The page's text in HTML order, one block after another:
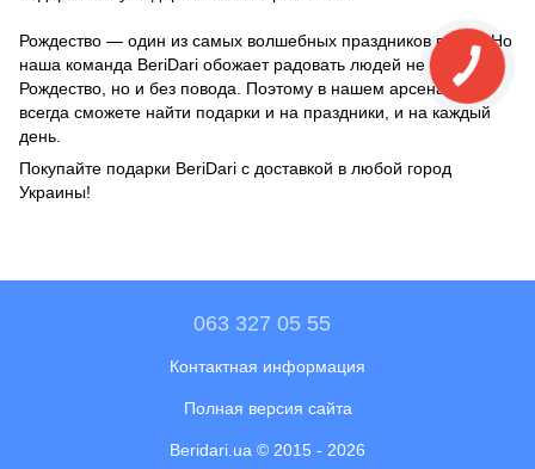
Рождество — один из самых волшебных праздников в году. Но
наша команда BeriDari обожает радовать людей не только в
Рождество, но и без повода. Поэтому в нашем арсенале вы
всегда сможете найти подарки и на праздники, и на каждый
день.
Покупайте подарки BeriDari с доставкой в любой город
Украины!
063 327 05 55
Контактная информация
Полная версия сайта
Beridari.ua © 2015 - 2026